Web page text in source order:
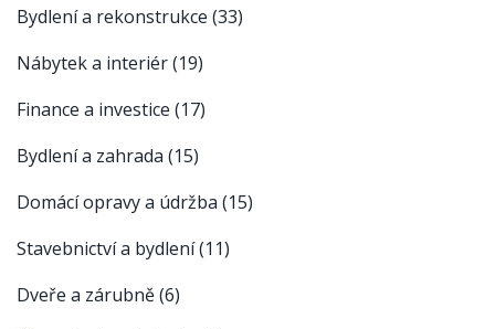
Bydlení a rekonstrukce (33)
Nábytek a interiér(19)
Finance a investice (17)
Bydlení a zahrada (15)
Domácí opravy a údržba (15)
Stavebnictví a bydlení(11)
Dveře a zárubně(6)